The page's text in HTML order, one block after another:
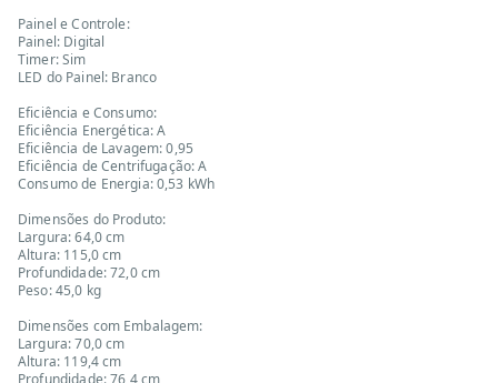
Painel e Controle:
Painel: Digital
Timer: Sim
LED do Painel: Branco
Eficiência e Consumo:
Eficiência Energética: A
Eficiência de Lavagem: 0,95
Eficiência de Centrifugação: A
Consumo de Energia: 0,53 kWh
Dimensões do Produto:
Largura: 64,0 cm
Altura: 115,0 cm
Profundidade: 72,0 cm
Peso: 45,0 kg
Dimensões com Embalagem:
Largura: 70,0 cm
Altura: 119,4 cm